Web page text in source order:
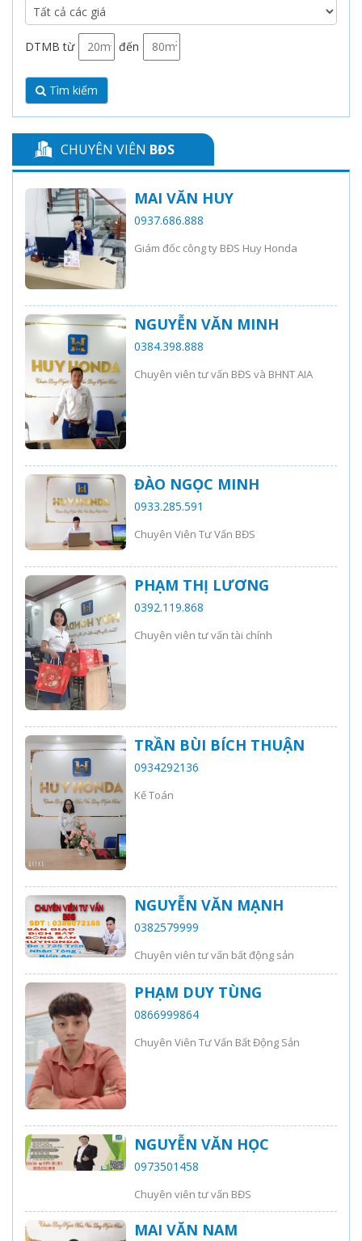
DTMB từ đến
Tìm kiếm
CHUYÊN VIÊN BĐS
MAI VĂN HUY
0937.686.888
Giám đốc công ty BĐS Huy Honda
NGUYỄN VĂN MINH
0384.398.888
Chuyên viên tư vấn BĐS và BHNT AIA
ĐÀO NGỌC MINH
0933.285.591
Chuyên Viên Tư Vấn BĐS
PHẠM THỊ LƯƠNG
0392.119.868
Chuyên viên tư vấn tài chính
TRẦN BÙI BÍCH THUẬN
0934292136
Kế Toán
NGUYỄN VĂN MẠNH
0382579999
Chuyên viên tư vấn bất động sản
PHẠM DUY TÙNG
0866999864
Chuyên Viên Tư Vấn Bất Động Sản
NGUYỄN VĂN HỌC
0973501458
Chuyên viên tư vấn BĐS
MAI VĂN NAM